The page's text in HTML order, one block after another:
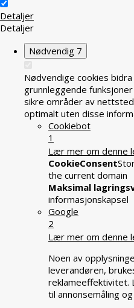
Detaljer
Detaljer
Nødvendig 7
Nødvendige cookies
grunnleggende
sikre områder av
optimalt uten disse
Cookiebot
1
Lær mer om denne
CookieConsent
the current domain
Maksimal
informasjonskapsel
Google
2
Lær mer om denne
Noen av
leverandøren,
reklameeffektivitet.
til annonsemåling